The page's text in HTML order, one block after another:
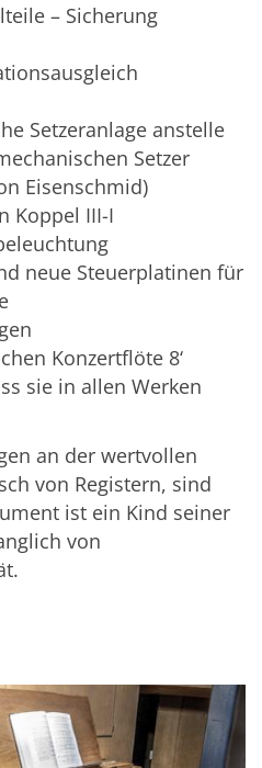
– Sicherung
Setzeranlage anstelle
Setzer
Eisenschmid)
Koppel III-I
neue Steuerplatinen für
Konzertflöte 8‘
sie in allen Werken
an der wertvollen
von Registern, sind
ist ein Kind seiner
von